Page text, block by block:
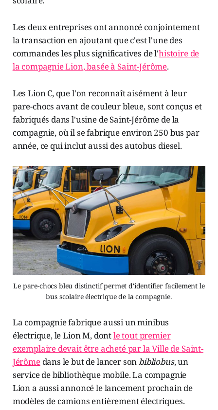
Les deux entreprises ont annoncé conjointement
la transaction en ajoutant que c'est l'une des
commandes les plus significatives de l'histoire de
la compagnie Lion, basée à Saint-Jérôme.
Les Lion C, que l'on reconnaît aisément à leur
pare-chocs avant de couleur bleue, sont conçus et
fabriqués dans l'usine de Saint-Jérôme de la
compagnie, où il se fabrique environ 250 bus par
année, ce qui inclut aussi des autobus diesel.
Le pare-chocs bleu distinctif permet d'identifier facilement le
bus scolaire électrique de la compagnie.
La compagnie fabrique aussi un minibus
électrique, le Lion M, dontle tout premier
exemplaire devait être acheté par la Ville de Saint-
Jérômedans le but de lancer son bibliobus, un
service de bibliothèque mobile. La compagnie
Lion a aussi annoncé le lancement prochain de
modèles de camions entièrement électriques.